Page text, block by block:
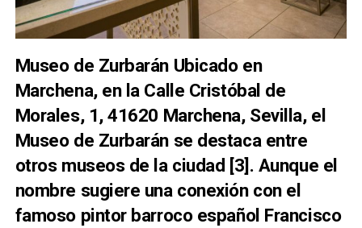
Museo de Zurbarán Ubicado en
Marchena, en la Calle Cristóbal de
Morales, 1, 41620 Marchena, Sevilla, el
Museo de Zurbarán se destaca entre
otros museos de la ciudad [3]. Aunque el
nombre sugiere una conexión con el
famoso pintor barroco español Francisco